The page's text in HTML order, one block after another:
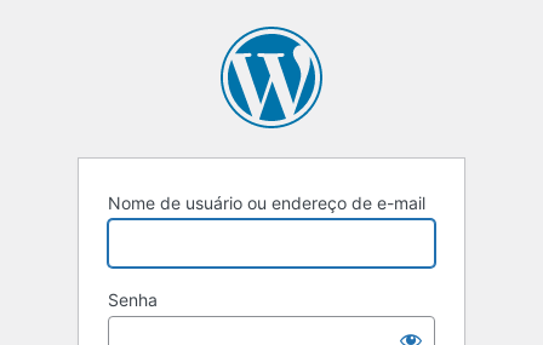
Nome de usuário ou endereço de e-mail
Senha